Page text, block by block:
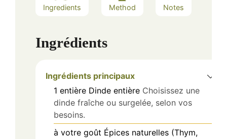
Ingredients Method Notes
Ingrédients
Ingrédients principaux
1 entière Dinde entière Choisissez une
dinde fraîche ou surgelée, selon vos
besoins.
à votre goût Épices naturelles (Thym,